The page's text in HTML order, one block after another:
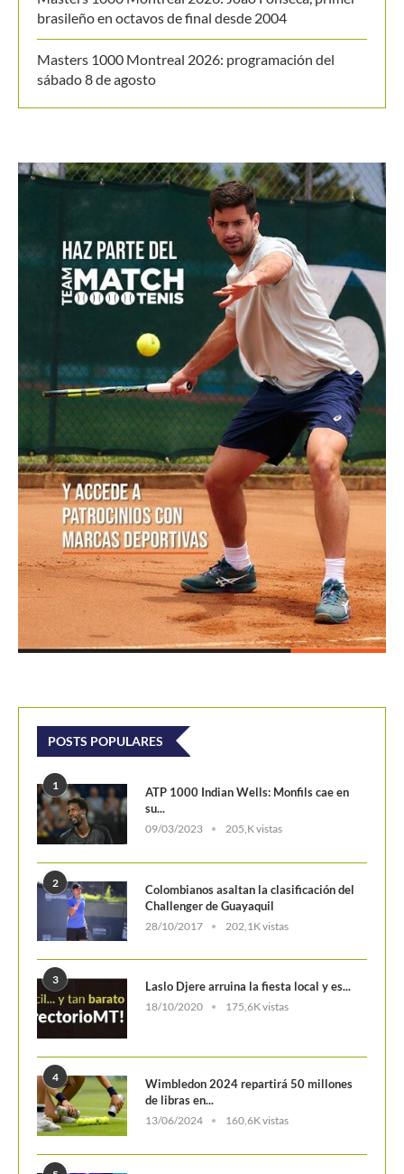
brasileño en octavos de final desde 2004
Masters 1000 Montreal 2026: programación del
sábado 8 de agosto
POSTS POPULARES
1
ATP 1000 Indian Wells: Monfils cae en
su...
09/03/2023 205,K vistas
2
Colombianos asaltan la clasificación del
Challenger de Guayaquil
28/10/2017 202,1K vistas
3 Laslo Djere arruina la fiesta local y es...
18/10/2020 175,6K vistas
4
Wimbledon 2024 repartirá 50 millones
de libras en...
13/06/2024 160,6K vistas